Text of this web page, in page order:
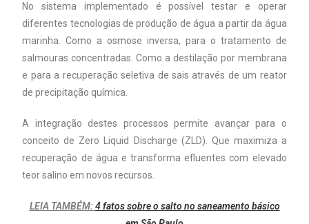
No sistema implementado é possível testar e operar
diferentes tecnologias de produção de água a partir da água
marinha. Como a osmose inversa, para o tratamento de
salmouras concentradas. Como a destilação por membrana
e para a recuperação seletiva de sais através de um reator
de precipitação química.
A integração destes processos permite avançar para o
conceito de Zero Liquid Discharge (ZLD). Que maximiza a
recuperação de água e transforma efluentes com elevado
teor salino em novos recursos.
LEIA TAMBÉM: 4 fatos sobre o salto no saneamento básico